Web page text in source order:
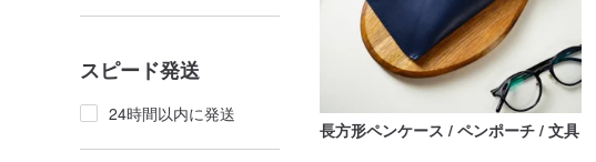
スピード発送
24時間以内に発送
長方形ペンケース / ペンポーチ / 文具